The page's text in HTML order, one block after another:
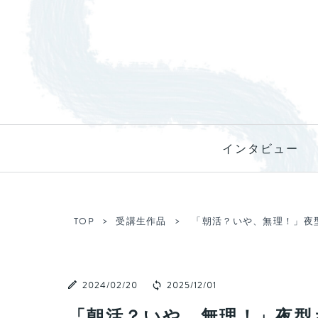
インタビュー
TOP 受講生作品 「朝活？いや、無理！」
2024/02/20 2025/12/01